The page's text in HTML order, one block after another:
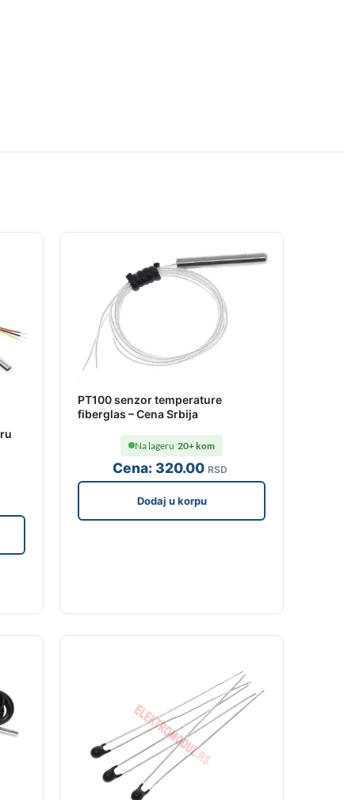
PT100 senzor temperature
fiberglas – Cena Srbija
Cena:320.00 RSD
Na lageru 20+ kom
Dodaj u korpu